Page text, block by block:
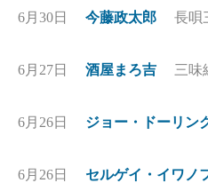
6月30日 今藤政太郎 長唄
6月27日 酒屋まろ吉 三味
6月26日 ジョー・ドーリン
6月26日 セルゲイ・イワノ